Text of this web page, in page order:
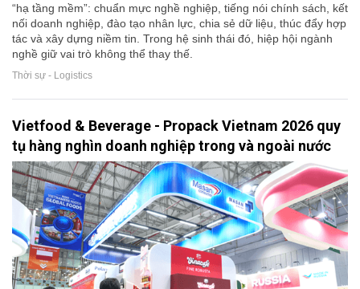
“hạ tầng mềm”: chuẩn mực nghề nghiệp, tiếng nói chính sách, kết
nối doanh nghiệp, đào tạo nhân lực, chia sẻ dữ liệu, thúc đẩy hợp
tác và xây dựng niềm tin. Trong hệ sinh thái đó, hiệp hội ngành
nghề giữ vai trò không thể thay thế.
Thời sự - Logistics
Vietfood & Beverage - Propack Vietnam 2026 quy
tụ hàng nghìn doanh nghiệp trong và ngoài nước